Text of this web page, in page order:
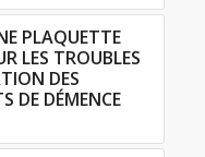
PLAQUETTE
LES TROUBLES
DES
DE DÉMENCE